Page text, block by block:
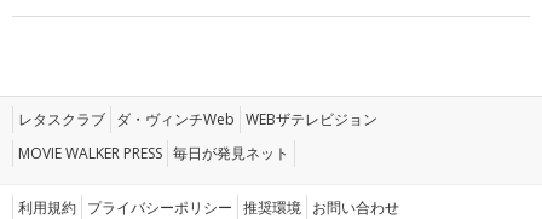
レタスクラブ ダ・ヴィンチWeb WEBザテレビジョン
MOVIE WALKER PRESS 毎日が発見ネット
利用規約 プライバシーポリシー 推奨環境 お問い合わせ